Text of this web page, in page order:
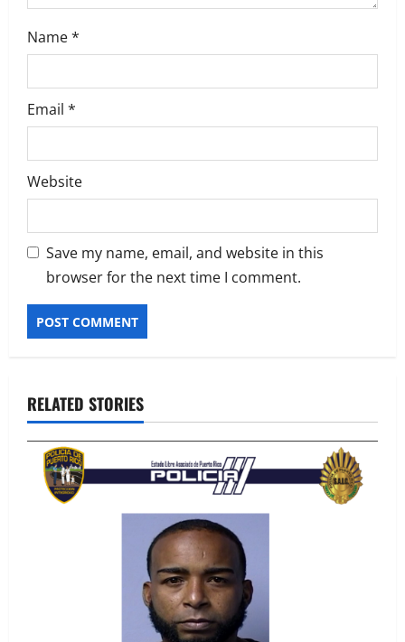
Name*
Email *
Website
Save my name, email, and website in this
browser for the next time I comment.
RELATED STORIES